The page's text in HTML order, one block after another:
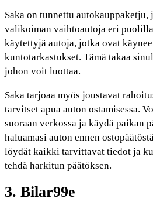
Saka on tunnettu autokauppaketju,
valikoiman vaihtoautoja eri puolilla
käytettyjä autoja, jotka ovat
kuntotarkastukset. Tämä takaa
johon voit luottaa.
Saka tarjoaa myös joustavat
tarvitset apua auton ostamisessa.
suoraan verkossa ja käydä paikan
haluamasi auton ennen
löydät kaikki tarvittavat tiedot ja
tehdä harkitun päätöksen.
3. Bilar99e